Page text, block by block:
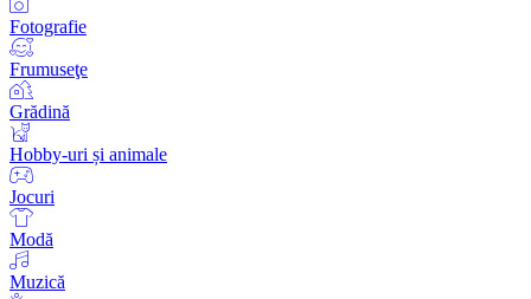
Fotografie
Frumuseţe
Grădină
Hobby-uri și animale
Jocuri
Modă
Muzică